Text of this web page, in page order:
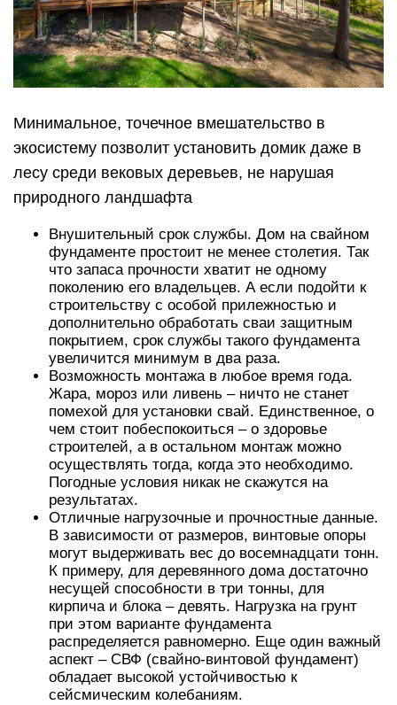
Минимальное, точечное вмешательство в
экосистему позволит установить домик даже в
лесу среди вековых деревьев, не нарушая
природного ландшафта
Внушительный срок службы. Дом на свайном
фундаменте простоит не менее столетия. Так
что запаса прочности хватит не одному
поколению его владельцев. А если подойти к
строительству с особой прилежностью и
дополнительно обработать сваи защитным
покрытием, срок службы такого фундамента
увеличится минимум в два раза.
Возможность монтажа в любое время года.
Жара, мороз или ливень – ничто не станет
помехой для установки свай. Единственное, о
чем стоит побеспокоиться – о здоровье
строителей, а в остальном монтаж можно
осуществлять тогда, когда это необходимо.
Погодные условия никак не скажутся на
результатах.
Отличные нагрузочные и прочностные данные.
В зависимости от размеров, винтовые опоры
могут выдерживать вес до восемнадцати тонн.
К примеру, для деревянного дома достаточно
несущей способности в три тонны, для
кирпича и блока – девять. Нагрузка на грунт
при этом варианте фундамента
распределяется равномерно. Еще один важный
аспект – СВФ (свайно-винтовой фундамент)
обладает высокой устойчивостью к
сейсмическим колебаниям.